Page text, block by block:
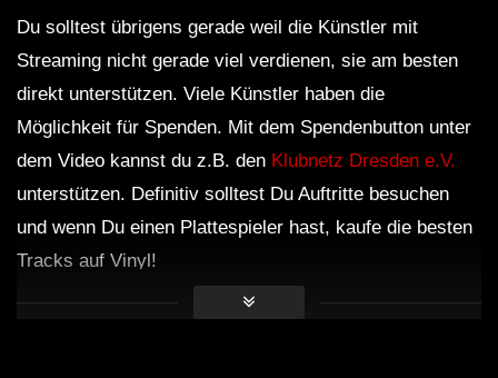
Du solltest übrigens gerade weil die Künstler mit
Streaming nicht gerade viel verdienen, sie am besten
direkt unterstützen. Viele Künstler haben die
Möglichkeit für Spenden. Mit dem Spendenbutton unter
dem Video kannst du z.B. den Klubnetz Dresden e.V.
unterstützen. Definitiv solltest Du Auftritte besuchen
und wenn Du einen Plattespieler hast, kaufe die besten
Tracks auf Vinyl!